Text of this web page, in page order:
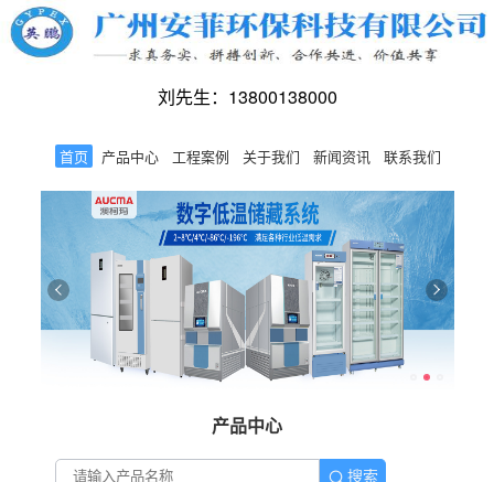
刘先生：13800138000
首页 产品中心 工程案例 关于我们 新闻资讯 联系我们
产品中心
搜索